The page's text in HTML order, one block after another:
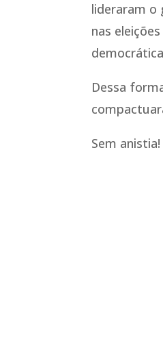
lideraram o
nas
Dessa
Sem anistia!